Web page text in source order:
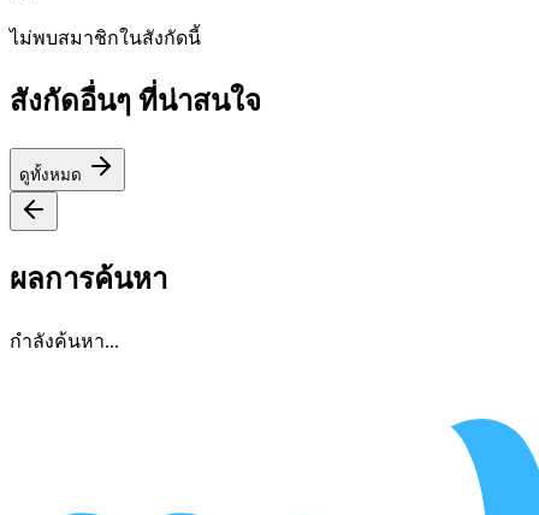
ไม่พบสมาชิกในสังกัดนี้
สังกัดอื่นๆ ที่น่าสนใจ
ดูทั้งหมด
ผลการค้นหา
กำลังค้นหา...